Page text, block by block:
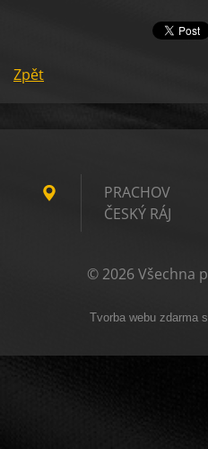
Zpět
PRACHOV
ČESKÝ RÁJ
© 2026 Všechna
Tvorba webu zdarma